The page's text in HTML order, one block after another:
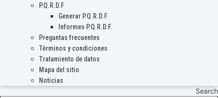
P.Q.R.D.F
Generar P.Q.R.D.F.
Informes P.Q.R.D.F.
Preguntas frecuentes
Términos y condiciones
Tratamiento de datos
Mapa del sitio
Noticias
Search